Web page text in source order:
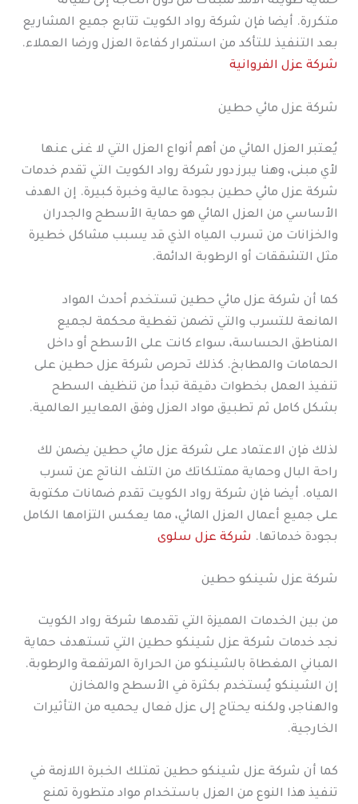
متكررة. أيضا فإن شركة رواد الكويت تتابع جميع المشاريع
بعد التنفيذ للتأكد من استمرار كفاءة العزل ورضا العملاء.
شركة عزل الفروانية
شركة عزل مائي حطين
يُعتبر العزل المائي من أهم أنواع العزل التي لا غنى عنها
لأي مبنى، وهنا يبرز دور شركة رواد الكويت التي تقدم خدمات
شركة عزل مائي حطين بجودة عالية وخبرة كبيرة. إن الهدف
الأساسي من العزل المائي هو حماية الأسطح والجدران
والخزانات من تسرب المياه الذي قد يسبب مشاكل خطيرة
مثل التشققات أو الرطوبة الدائمة.
كما أن شركة عزل مائي حطين تستخدم أحدث المواد
المانعة للتسرب والتي تضمن تغطية محكمة لجميع
المناطق الحساسة، سواء كانت على الأسطح أو داخل
الحمامات والمطابخ. كذلك تحرص شركة عزل حطين على
تنفيذ العمل بخطوات دقيقة تبدأ من تنظيف السطح
بشكل كامل ثم تطبيق مواد العزل وفق المعايير العالمية.
لذلك فإن الاعتماد على شركة عزل مائي حطين يضمن لك
راحة البال وحماية ممتلكاتك من التلف الناتج عن تسرب
المياه. أيضا فإن شركة رواد الكويت تقدم ضمانات مكتوبة
على جميع أعمال العزل المائي، مما يعكس التزامها الكامل
بجودة خدماتها. شركة عزل سلوى
شركة عزل شينكو حطين
من بين الخدمات المميزة التي تقدمها شركة رواد الكويت
نجد خدمات شركة عزل شينكو حطين التي تستهدف حماية
المباني المغطاة بالشينكو من الحرارة المرتفعة والرطوبة.
إن الشينكو يُستخدم بكثرة في الأسطح والمخازن
والهناجر، ولكنه يحتاج إلى عزل فعال يحميه من التأثيرات
الخارجية.
كما أن شركة عزل شينكو حطين تمتلك الخبرة اللازمة في
تنفيذ هذا النوع من العزل باستخدام مواد متطورة تمنع